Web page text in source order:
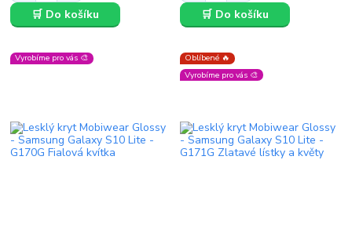
🛒 Do košíku 🛒 Do košíku
Vyrobíme pro vás 🎨
Oblíbené 🔥
Vyrobíme pro vás 🎨